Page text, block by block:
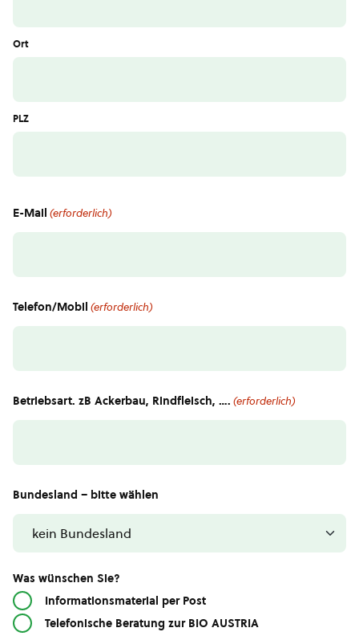
Ort
PLZ
E-Mail (erforderlich)
Telefon/Mobil (erforderlich)
Betriebsart. zB Ackerbau, Rindfleisch, …. (erforderlich)
Bundesland – bitte wählen
Was wünschen Sie?
Informationsmaterial per Post
Telefonische Beratung zur BIO AUSTRIA